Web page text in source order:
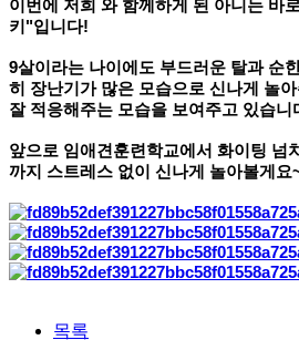
이번에 저희 와 함께하게 된 아니는 바
키"입니다!
9살이라는 나이에도 부드러운 탈과 순
히 장난기가 많은 모습으로 신나게 놀아
잘 적응해주는 모습을 보여주고 있습니
앞으로 임애견훈련학교에서 화이팅 넘
까지 스트레스 없이 신나게 놀아볼게요
목록